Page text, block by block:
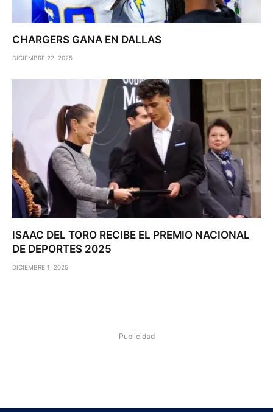
CHARGERS GANA EN DALLAS
DICIEMBRE 22, 2025
ISAAC DEL TORO RECIBE EL PREMIO NACIONAL
DE DEPORTES 2025
DICIEMBRE 1, 2025
Publicidad